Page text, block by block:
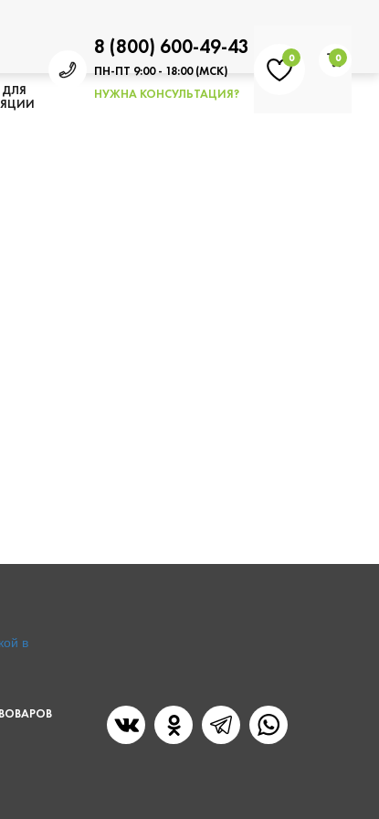
8 (800) 600-49-43
ПН-ПТ 9:00 - 18:00 (МСК)
НУЖНА КОНСУЛЬТАЦИЯ?
0 0
в